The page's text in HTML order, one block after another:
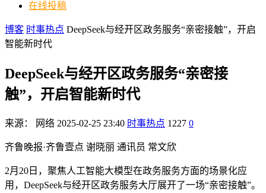
在线投稿
博客 时事热点 DeepSeek与经开区政务服务“亲密接触”，开启
智能新时代
DeepSeek与经开区政务服务“亲密接
触”，开启智能新时代
来源： 网络 2025-02-25 23:40 时事热点 1227 0
齐鲁晚报·齐鲁壹点 谢晓丽 通讯员 常文欣
2月20日，聚焦人工智能大模型在政务服务方面的场景化应
用，DeepSeek与经开区政务服务大厅展开了一场“亲密接触”。